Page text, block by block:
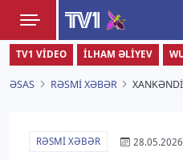
TV1
Zamanı
TV1 VIDEO İLHAM ƏLIYEV
ƏSAS RƏSMI XƏBƏR
RƏSMI XƏBƏR 28.05.2026